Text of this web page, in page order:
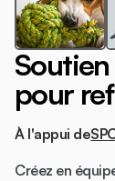
pour
À l'appui de
Créez en